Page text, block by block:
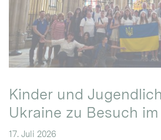
Kinder und
Ukraine zu Besuch
17. Juli 2026